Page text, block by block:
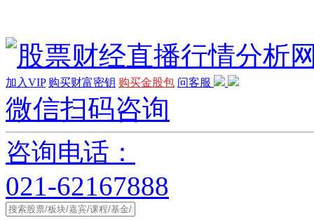
加入VIP 购买财富密钥 购买金股包 问客服
微信扫码咨询
咨询电话：
021-62167888